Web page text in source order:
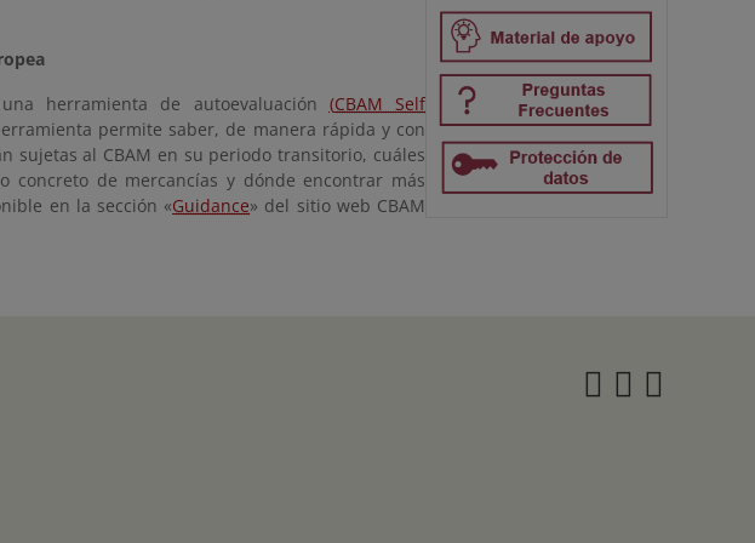
herramienta de autoevaluación (CBAM Self
permite saber, de manera rápida y con
sujetas al CBAM en su periodo transitorio, cuáles
concreto de mercancías y dónde encontrar más
en la sección «Guidance» del sitio web CBAM
Twitter